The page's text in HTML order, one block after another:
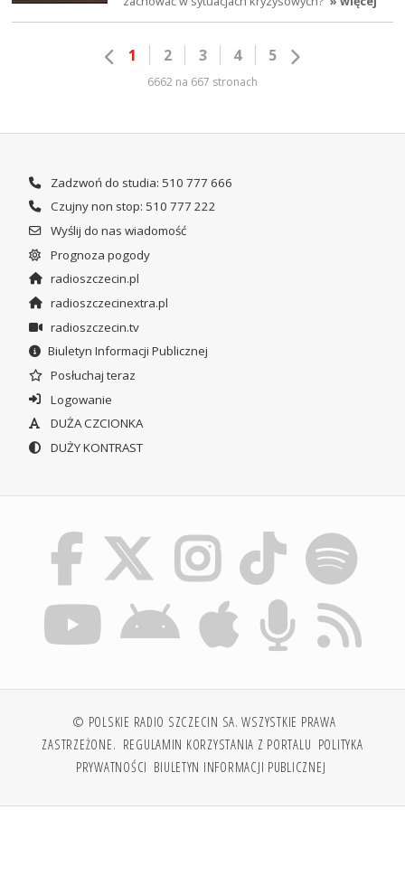
1 2 3 4 5
6662 na 667 stronach
Zadzwoń do studia: 510 777 666
Czujny non stop: 510 777 222
Wyślij do nas wiadomość
Prognoza pogody
radioszczecin.pl
radioszczecinextra.pl
radioszczecin.tv
Biuletyn Informacji Publicznej
Posłuchaj teraz
Logowanie
DUŻA CZCIONKA
DUŻY KONTRAST
© POLSKIE RADIO SZCZECIN SA. WSZYSTKIE PRAWA
ZASTRZEŻONE. REGULAMIN KORZYSTANIA Z PORTALU POLITYKA
PRYWATNOŚCI BIULETYN INFORMACJI PUBLICZNEJ